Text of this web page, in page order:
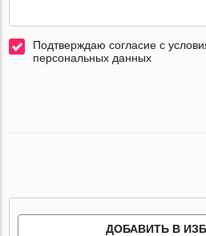
Подтверждаю согласие с
персональных данных
ДОБАВИТЬ В